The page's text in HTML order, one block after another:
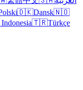
🇩🇰Dansk🇳🇴
🇹🇷Türkçe